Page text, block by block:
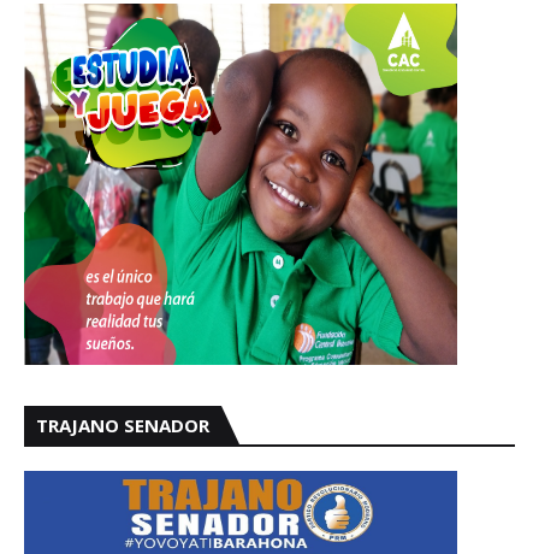
TRAJANO SENADOR